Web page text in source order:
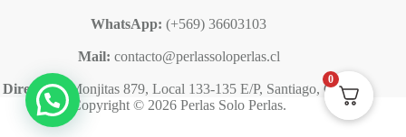
WhatsApp: (+569) 36603103
Mail: contacto@perlassoloperlas.cl
Dirección:Monjitas 879, Local 133-135 E/P, Santiago, Chile
Copyright © 2026 Perlas Solo Perlas.
0